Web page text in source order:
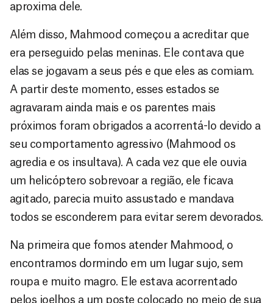
aproxima dele.
Além disso, Mahmood começou a acreditar que
era perseguido pelas meninas. Ele contava que
elas se jogavam a seus pés e que eles as comiam.
A partir deste momento, esses estados se
agravaram ainda mais e os parentes mais
próximos foram obrigados a acorrentá-lo devido a
seu comportamento agressivo (Mahmood os
agredia e os insultava). A cada vez que ele ouvia
um helicóptero sobrevoar a região, ele ficava
agitado, parecia muito assustado e mandava
todos se esconderem para evitar serem devorados.
Na primeira que fomos atender Mahmood, o
encontramos dormindo em um lugar sujo, sem
roupa e muito magro. Ele estava acorrentado
pelos joelhos a um poste colocado no meio de sua